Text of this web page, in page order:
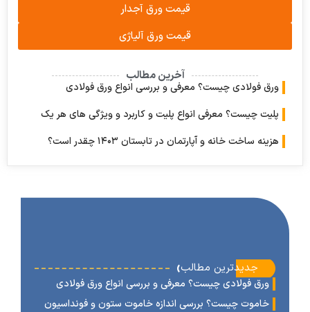
قیمت ورق آجدار
قیمت ورق آلیاژی
آخرین مطالب
فولادی چیست؟ معرفی و بررسی انواع ورق فولادی
چیست؟ معرفی انواع پلیت و کاربرد و ویژگی های هر یک
ساخت خانه و آپارتمان در تابستان ۱۴۰۳ چقدر است؟
‹جدیدترین مطالب
فولادی چیست؟ معرفی و بررسی انواع ورق فولادی
چیست؟ بررسی اندازه خاموت ستون و فونداسیون